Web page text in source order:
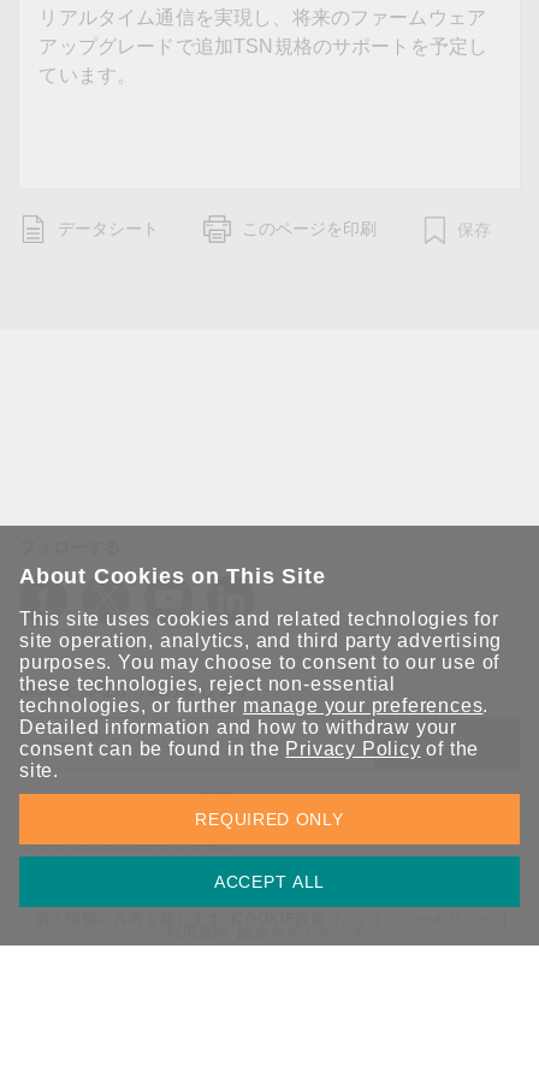
リアルタイム通信を実現し、将来のファームウェア
アップグレードで追加TSN規格のサポートを予定し
ています。
データシート このページを印刷 保存
Moxaとつながり続けましょう！
送信
Moxaソリューションの最新アップデートにサインアップしま
す。 Moxaではプライバシーを尊重しており、メールを他の人と
共有することはありません。
About Cookies on This Site
This site uses cookies and related technologies for
site operation, analytics, and third party advertising
purposes. You may choose to consent to our use of
these technologies, reject non-essential
technologies, or further manage your preferences.
Detailed information and how to withdraw your
consent can be found in the Privacy Policy of the
site.
ACCEPT ALL
REQUIRED ONLY